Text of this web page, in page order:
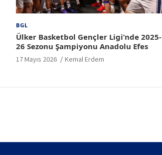
BGL
Ülker Basketbol Gençler Ligi’nde 2025-
26 Sezonu Şampiyonu Anadolu Efes
17 Mayıs 2026 Kemal Erdem